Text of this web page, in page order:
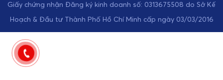
Giấy chứng nhận Đăng ký kinh doanh số: 0313675508 do Sở Kế
Hoạch & Đầu tư Thành Phố Hồ Chí Minh cấp ngày 03/03/2016